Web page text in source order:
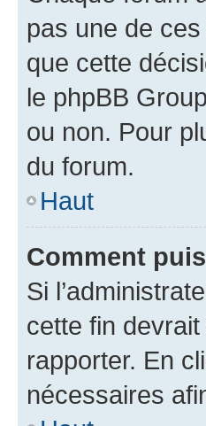
pas une de
que cette
le phpBB
ou non. Pour
du forum.
Haut
Comment
Si
cette fin
rapporter. En
nécessaires